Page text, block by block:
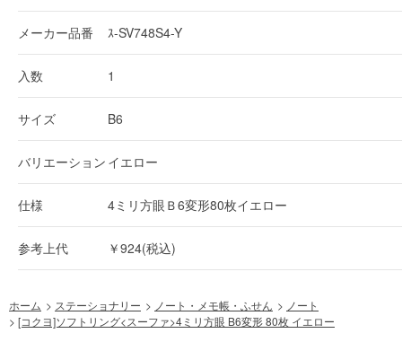
メーカー品番 ｽ-SV748S4-Y
入数 1
サイズ B6
バリエーション イエロー
仕様 4ミリ方眼Ｂ6変形80枚イエロー
参考上代 ￥924(税込)
ホーム > ステーショナリー > ノート・メモ帳・ふせん > ノート
> [コクヨ]ソフトリング<スーファ>4ミリ方眼 B6変形 80枚 イエロー